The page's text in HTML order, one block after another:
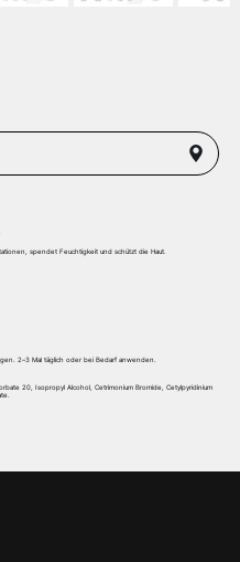
spendet Feuchtigkeit und schützt die Haut.
2–3 Mal täglich oder bei Bedarf anwenden.
20, Isopropyl Alcohol, Cetrimonium Bromide, Cetylpyridinium